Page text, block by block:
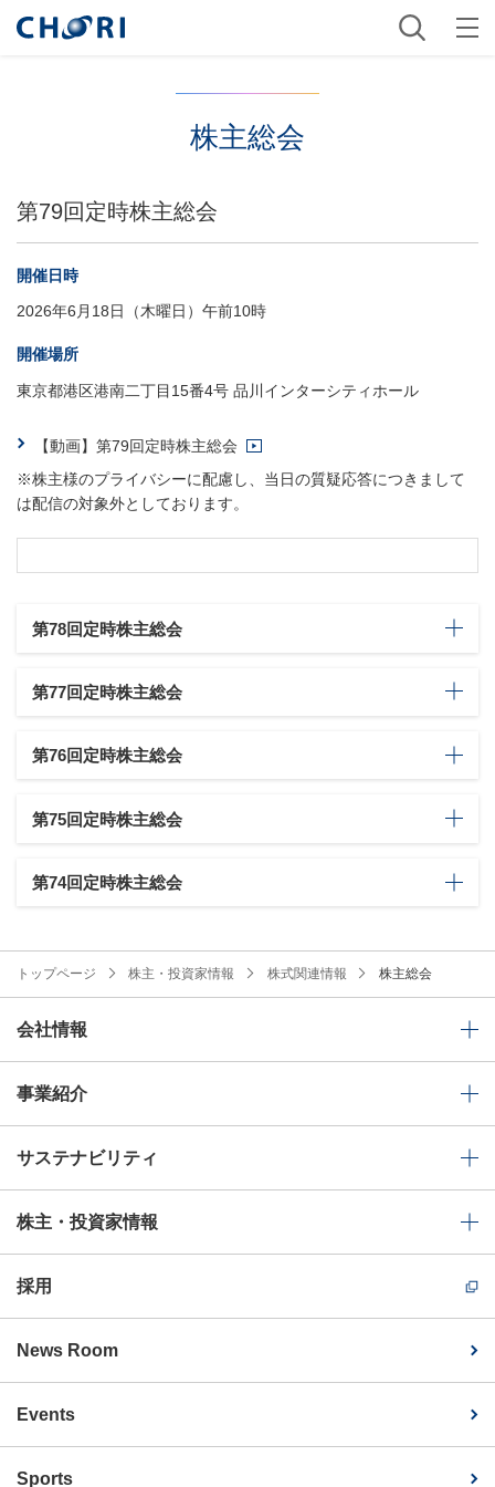
株主総会
第79回定時株主総会
開催日時
2026年6月18日（木曜日）午前10時
開催場所
東京都港区港南二丁目15番4号 品川インターシティホール
【動画】第79回定時株主総会
※株主様のプライバシーに配慮し、当日の質疑応答につきまして
は配信の対象外としております。
第78回定時株主総会
第77回定時株主総会
第76回定時株主総会
第75回定時株主総会
第74回定時株主総会
トップページ 株主・投資家情報 株式関連情報 株主総会
会社情報
事業紹介
サステナビリティ
株主・投資家情報
採用
News Room
Events
Sports